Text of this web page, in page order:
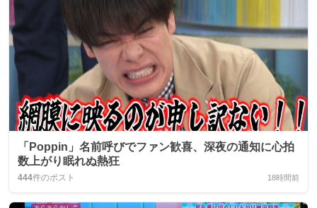
「Poppin」名前呼びでファン歓喜、深夜の通知に心拍
数上がり眠れぬ熱狂
444件のポスト 18時間前